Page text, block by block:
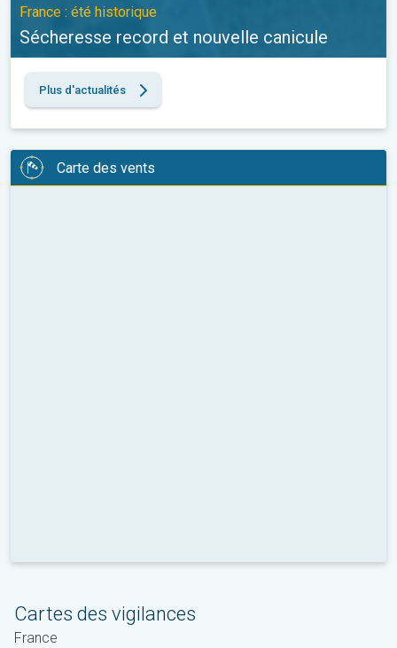
France : été historique
Sécheresse record et nouvelle canicule
Plus d'actualités
Carte des vents
Cartes des vigilances
France